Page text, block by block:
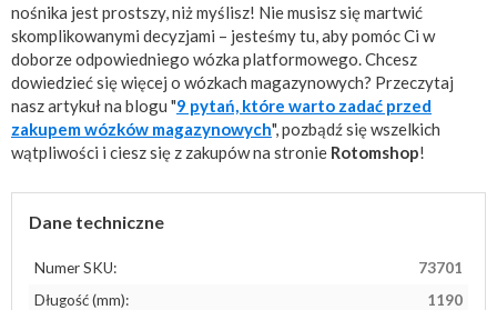
nośnika jest prostszy, niż myślisz! Nie musisz się martwić
skomplikowanymi decyzjami – jesteśmy tu, aby pomóc Ci w
doborze odpowiedniego wózka platformowego. Chcesz
dowiedzieć się więcej o wózkach magazynowych? Przeczytaj
nasz artykuł na blogu "9 pytań, które warto zadać przed
zakupem wózków magazynowych", pozbądź się wszelkich
wątpliwości i ciesz się z zakupów na stronie Rotomshop!
Dane techniczne
Numer SKU:
73701
Długość (mm):
1190